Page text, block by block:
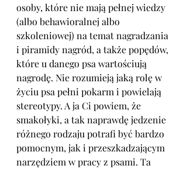
osoby, które nie mają pełnej wiedzy
(albo behawioralnej albo
szkoleniowej) na temat nagradzania
i piramidy nagród, a także popędów,
które u danego psa wartościują
nagrodę. Nie rozumieją jaką rolę w
życiu psa pełni pokarm i powielają
stereotypy. A ja Ci powiem, że
smakołyki, a tak naprawdę jedzenie
różnego rodzaju potrafi być bardzo
pomocnym, jak i przeszkadzającym
narzędziem w pracy z psami. Ta